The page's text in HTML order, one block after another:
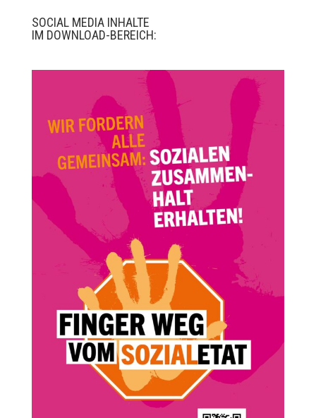
SOCIAL MEDIA INHALTE
IM DOWNLOAD-BEREICH: